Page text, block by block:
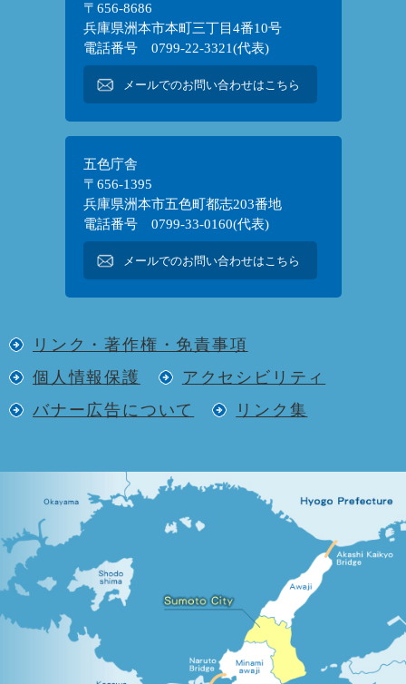
〒656-8686
兵庫県洲本市本町三丁目4番10号
電話番号 0799-22-3321(代表)
メールでのお問い合わせはこちら
五色庁舎
〒656-1395
兵庫県洲本市五色町都志203番地
電話番号 0799-33-0160(代表)
メールでのお問い合わせはこちら
リンク・著作権・免責事項
個人情報保護
アクセシビリティ
バナー広告について
リンク集